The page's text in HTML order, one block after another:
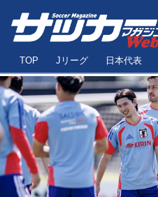
TOP Jリーグ 日本代表